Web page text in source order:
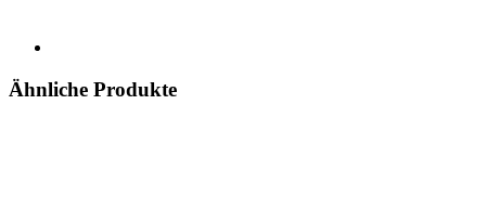
Ähnliche Produkte